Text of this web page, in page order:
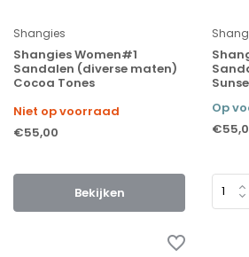
Shangies
Shangies Women#1
Sandalen (diverse maten)
Cocoa Tones
Niet op voorraad
€55,00
Bekijken
Op